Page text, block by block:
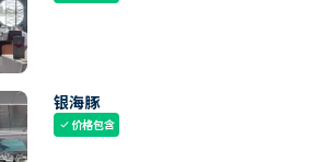
银海豚
check价格包含